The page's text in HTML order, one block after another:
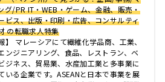
グ/PR IT・WEB・ゲーム、金融、販売・
ビス、出版・印刷・広告、コンサルティ
の転職求人特集
】 マレーシアにて繊維化学品商、工業、
ンジニアリング、食品、レストラン、ベ
ジネス、貿易業、水産加工業と多事業に
いる企業です。ASEANと日本で事業を展